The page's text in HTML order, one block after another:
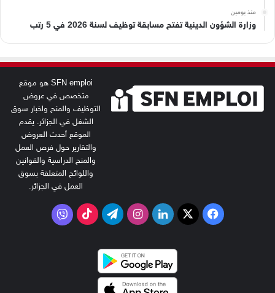
منذ يومين
وزارة الشؤون الدينية تفتح مسابقة توظيف لسنة 2026 في 5 رتب
SFN emploi هو موقع
متخصص في عروض
التوظيف والمنح واخبار سوق
الشغل في الجزائر. يقدم
الموقع أحدث العروض
والتقارير حول فرص العمل
والمنح الدراسية والقوانين
واللوائح المتعلقة بسوق
العمل في الجزائر.
فيسبوك
‫X لينكدإنانستقرامتيلقرام‫TikTokفايبر